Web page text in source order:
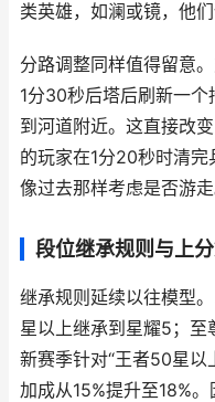
类英雄，如澜或镜，他
分路调整同样值得留意
1分30秒后塔后刷新一
到河道附近。这直接改
的玩家在1分20秒时清
像过去那样考虑是否游走
段位继承规则与上
继承规则延续以往模型
星以上继承到星耀5；
新赛季针对“王者50星以
加成从15%提升至18%